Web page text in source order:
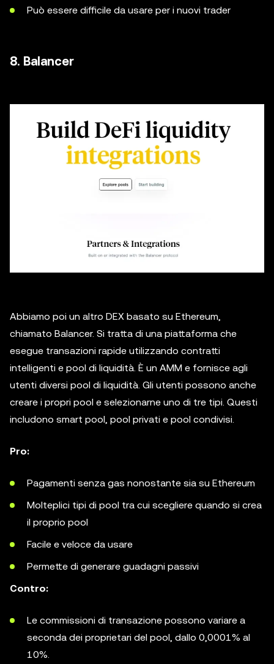
Può essere difficile da usare per i nuovi trader
8. Balancer
Abbiamo poi un altro DEX basato su Ethereum,
chiamato Balancer. Si tratta di una piattaforma che
esegue transazioni rapide utilizzando contratti
intelligenti e pool di liquidità. È un AMM e fornisce agli
utenti diversi pool di liquidità. Gli utenti possono anche
creare i propri pool e selezionarne uno di tre tipi. Questi
includono smart pool, pool privati e pool condivisi.
Pro:
Pagamenti senza gas nonostante sia su Ethereum
Molteplici tipi di pool tra cui scegliere quando si crea
il proprio pool
Facile e veloce da usare
Permette di generare guadagni passivi
Contro:
Le commissioni di transazione possono variare a
seconda dei proprietari del pool, dallo 0,0001% al
10%.